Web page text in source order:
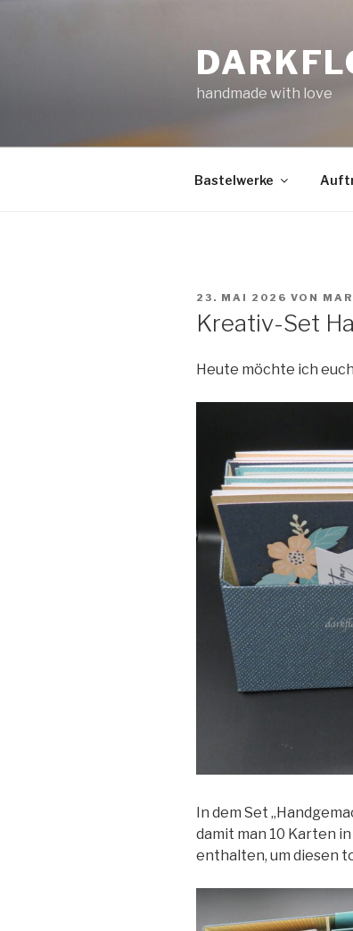
handmade with love
Bastelwerke
VERÖFFENTLICHT
23. MAI 2026 VON
Kreativ-Set
Heute möchte ich
In dem Set
damit man 10 Karten
enthalten, um diesen